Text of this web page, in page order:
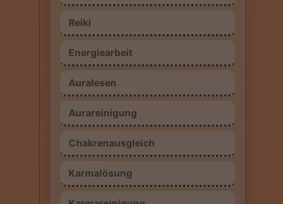
Reiki
Energiearbeit
Auralesen
Aurareinigung
Chakrenausgleich
Karmalösung